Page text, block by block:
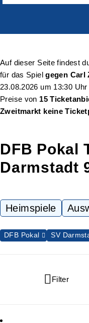
Auf dieser Seite findest
für das Spielgegen Carl
23.08.2026 um 13:30 Uhr
Preise von 15
Zweitmarkt keine
DFB Pokal
Darmstadt
Heimspiele
Filter
DFB Pokal SV